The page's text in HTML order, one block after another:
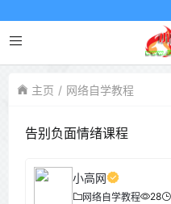
主页 网络自学教程
告别负面情绪课程
小高网
网络自学教程 28